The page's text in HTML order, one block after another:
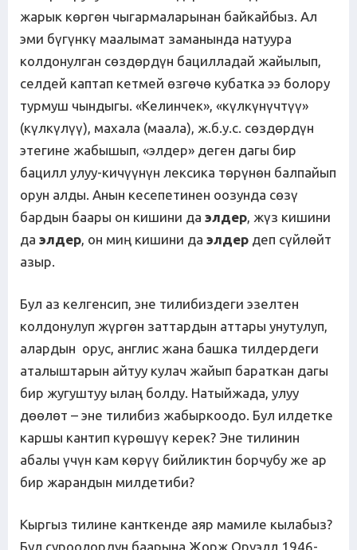
жарык көргөн чыгармаларынан байкайбыз. Ал
эми бүгүнкү маалымат заманында натуура
колдонулган сөздөрдүн бацилладай жайылып,
селдей каптап кетмей өзгөчө кубатка ээ болору
турмуш чындыгы. «Келинчек», «күлкүнүчтүү»
(күлкүлүү), махала (маала), ж.б.у.с. сөздөрдүн
этегине жабышып, «элдер» деген дагы бир
бацилл улуу-кичүүнүн лексика төрүнөн балпайып
орун алды. Анын кесепетинен оозунда сөзү
бардын баары он кишини да элдер, жүз кишини
да элдер, он миң кишини да элдер деп сүйлөйт
азыр.
Бул аз келгенсип, эне тилибиздеги эзелтен
колдонулуп жүргөн заттардын аттары унутулуп,
алардын орус, англис жана башка тилдердеги
аталыштарын айтуу кулач жайып бараткан дагы
бир жугуштуу ылаң болду. Натыйжада, улуу
дөөлөт – эне тилибиз жабыркоодо. Бул илдетке
каршы кантип күрөшүү керек? Эне тилинин
абалы үчүн кам көрүү бийликтин борчубу же ар
бир жарандын милдетиби?
Кыргыз тилине канткенде аяр мамиле кылабыз?
Бул суроолордун баарына Жорж Оруэлл 1946-